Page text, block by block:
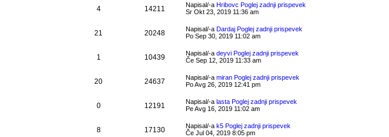
4 14211 Napisal/-a Hribovc Poglej zadnji prispevek
Sr Okt 23, 2019 11:36 am
21 20248 Napisal/-a Dardaj Poglej zadnji prispevek
Po Sep 30, 2019 11:02 am
1 10439 Napisal/-a deyvi Poglej zadnji prispevek
Če Sep 12, 2019 11:33 am
20 24637 Napisal/-a miran Poglej zadnji prispevek
Po Avg 26, 2019 12:41 pm
0 12191 Napisal/-a lasta Poglej zadnji prispevek
Pe Avg 16, 2019 11:02 am
8 17130 Napisal/-a k5 Poglej zadnji prispevek
Če Jul 04, 2019 8:05 pm